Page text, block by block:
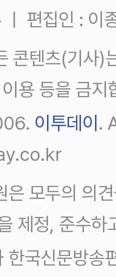
ㅣ 편집인 : 이
콘텐츠(기사)
용 등을 금지
이투데이.
은 모두의 의
제정, 준수하
한국신문방송